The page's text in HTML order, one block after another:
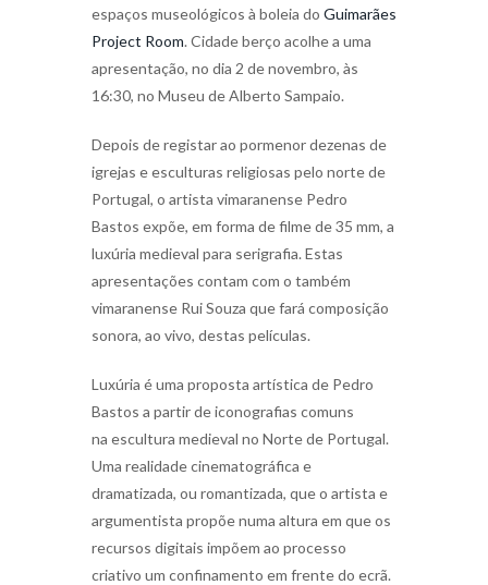
espaços museológicos à boleia do Guimarães
Project Room. Cidade berço acolhe a uma
apresentação, no dia 2 de novembro, às
16:30, no Museu de Alberto Sampaio.
Depois de registar ao pormenor dezenas de
igrejas e esculturas religiosas pelo norte de
Portugal, o artista vimaranense Pedro
Bastos expõe, em forma de filme de 35 mm, a
luxúria medieval para serigrafia. Estas
apresentações contam com o também
vimaranense Rui Souza que fará composição
sonora, ao vivo, destas películas.
Luxúria é uma proposta artística de Pedro
Bastos a partir de iconografias comuns
na escultura medieval no Norte de Portugal.
Uma realidade cinematográfica e
dramatizada, ou romantizada, que o artista e
argumentista propõe numa altura em que os
recursos digitais impõem ao processo
criativo um confinamento em frente do ecrã.